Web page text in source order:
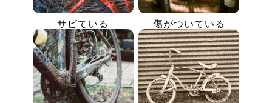
サビている 傷がついている